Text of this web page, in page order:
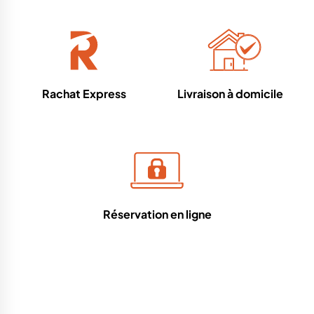
Rachat Express Livraison à domicile
Réservation en ligne